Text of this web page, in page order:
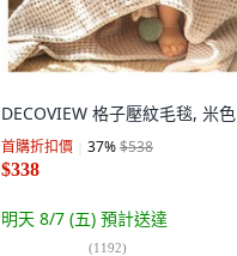
DECOVIEW 格子壓紋毛毯, 米色
首購折扣價 37%$538
$338
明天 8/7 (五) 預計送達
(1192)